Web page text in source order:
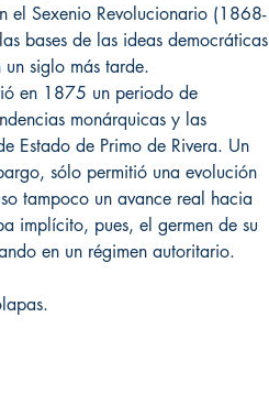
el Sexenio Revolucionario (1868-
bases de las ideas democráticas
siglo más tarde.
en 1875 un periodo de
monárquicas y las
Estado de Primo de Rivera. Un
sólo permitió una evolución
tampoco un avance real hacia
implícito, pues, el germen de su
en un régimen autoritario.